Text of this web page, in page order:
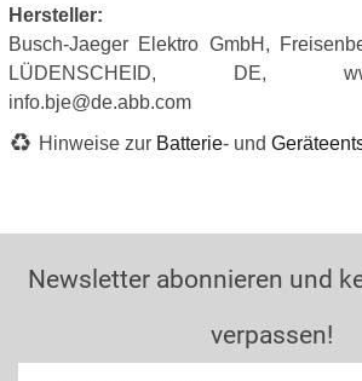
Hersteller:
Busch-Jaeger Elektro GmbH,
LÜDENSCHEID, DE,
info.bje@de.abb.com
Hinweise zur Batterie- und
Newsletter abonnieren und
verpassen!